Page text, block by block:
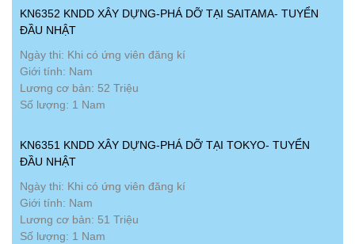
KN6352 KNDD XÂY DỰNG-PHÁ DỠ TẠI SAITAMA- TUYỂN
ĐẦU NHẬT
Ngày thi: Khi có ứng viên đăng kí
Giới tính: Nam
Lương cơ bản: 52 Triệu
Số lượng: 1 Nam
KN6351 KNDD XÂY DỰNG-PHÁ DỠ TẠI TOKYO- TUYỂN
ĐẦU NHẬT
Ngày thi: Khi có ứng viên đăng kí
Giới tính: Nam
Lương cơ bản: 51 Triệu
Số lượng: 1 Nam